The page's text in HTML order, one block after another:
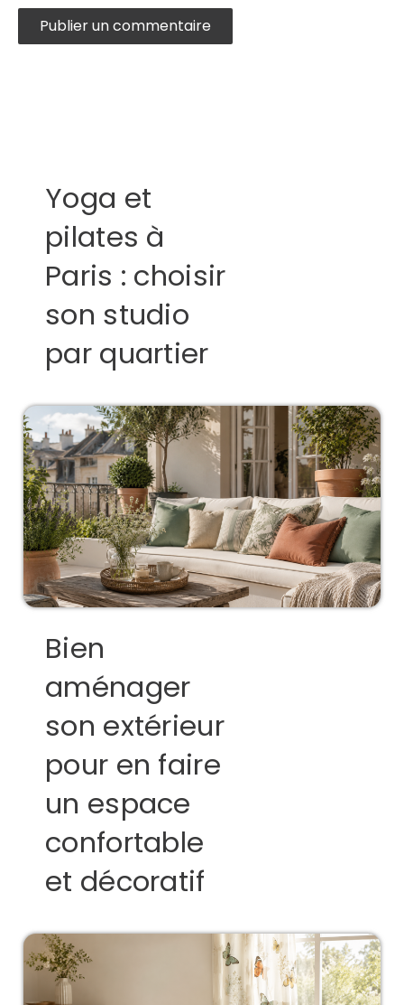
Yoga et
pilates à
Paris : choisir
son studio
par quartier
Bien
aménager
son extérieur
pour en faire
un espace
confortable
et décoratif